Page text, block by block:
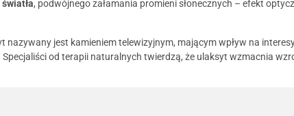
, podwójnego załamania promieni słonecznych – efekt
nazywany jest kamieniem telewizyjnym, mającym wpływ na
od terapii naturalnych twierdzą, że ulaksyt wzmacnia